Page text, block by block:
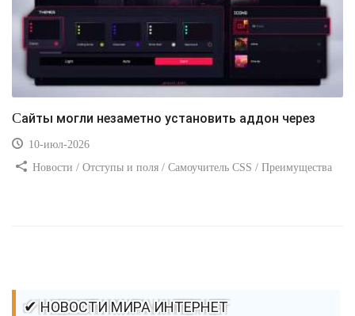
Сайты могли незаметно установить аддон через
10-июл-2026
Новости / Отступы и поля / Самоучитель CSS / Преимущества
✔ НОВОСТИ МИРА ИНТЕРНЕТ